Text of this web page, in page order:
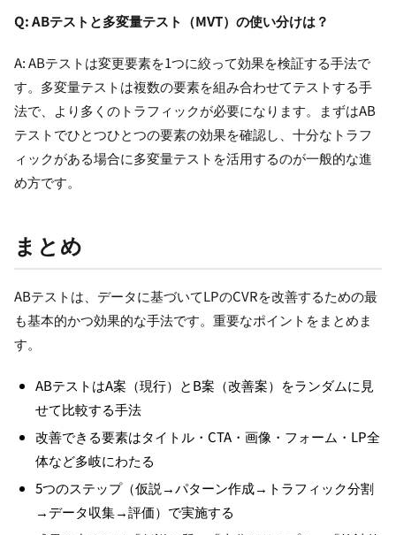
Q: ABテストと多変量テスト（MVT）の使い分けは？
A: ABテストは変更要素を1つに絞って効果を検証する手法で
す。多変量テストは複数の要素を組み合わせてテストする手
法で、より多くのトラフィックが必要になります。まずはAB
テストでひとつひとつの要素の効果を確認し、十分なトラフ
ィックがある場合に多変量テストを活用するのが一般的な進
め方です。
まとめ
ABテストは、データに基づいてLPのCVRを改善するための最
も基本的かつ効果的な手法です。重要なポイントをまとめま
す。
ABテストはA案（現行）とB案（改善案）をランダムに見
せて比較する手法
改善できる要素はタイトル・CTA・画像・フォーム・LP全
体など多岐にわたる
5つのステップ（仮説→パターン作成→トラフィック分割
→データ収集→評価）で実施する